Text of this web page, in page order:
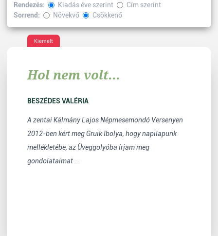
Rendezés: Kiadás éve szerint
Cím szerint
Sorrend:
Növekvő Csökkenő
Kiválasztott címke:népmese
Kiemelt
Hol nem volt...
BESZÉDES VALÉRIA
A zentai Kálmány Lajos Népmesemondó Versenyen
2012-ben kért meg Gruik Ibolya, hogy napilapunk
mellékletébe, az Üveggolyóba írjam meg
gondolataimat ...